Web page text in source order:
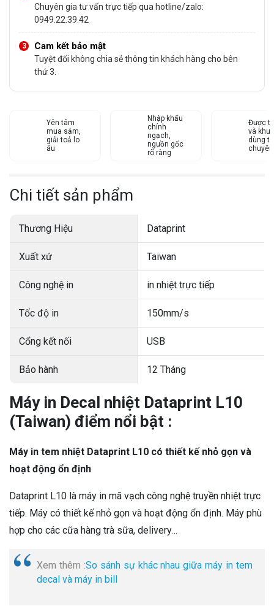
Chuyên gia tư vấn trực tiếp qua hotline/zalo:
0949.22.39.42
Cam kết bảo mật
Tuyệt đối không chia sẻ thông tin khách hàng cho bên
thứ 3.
Yên tâm
mua sắm,
giải toả lo
âu
Nhập khẩu
chính
ngạch,
nguồn gốc
rõ ràng
Được
và
dùng từ
Chi tiết sản phẩm
Thương Hiệu Dataprint
Xuất xứ Taiwan
Công nghệ in in nhiệt trực tiếp
Tốc độ in 150mm/s
Cổng kết nối USB
Bảo hành 12 Tháng
Máy in Decal nhiệt Dataprint L10
(Taiwan) điểm nổi bật :
Máy in tem nhiệt Dataprint L10 có thiết kế nhỏ gọn và
hoạt động ổn định
Dataprint L10 là máy in mã vạch công nghệ truyền nhiệt trực
tiếp. Máy có thiết kế nhỏ gọn và hoạt động ổn định. Máy phù
hợp cho các cữa hàng trà sữa, delivery…
Xem thêm :So sánh sự khác nhau giữa máy in tem
decal và máy in bill